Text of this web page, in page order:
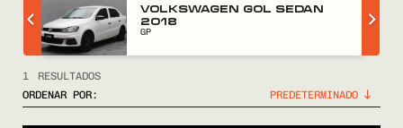
VOLKSWAGEN GOL SEDAN
2018
GP
1
RESULTADOS
ORDENAR POR: